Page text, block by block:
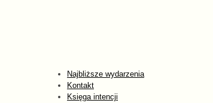
Najbliższe wydarzenia
Kontakt
Księga intencji